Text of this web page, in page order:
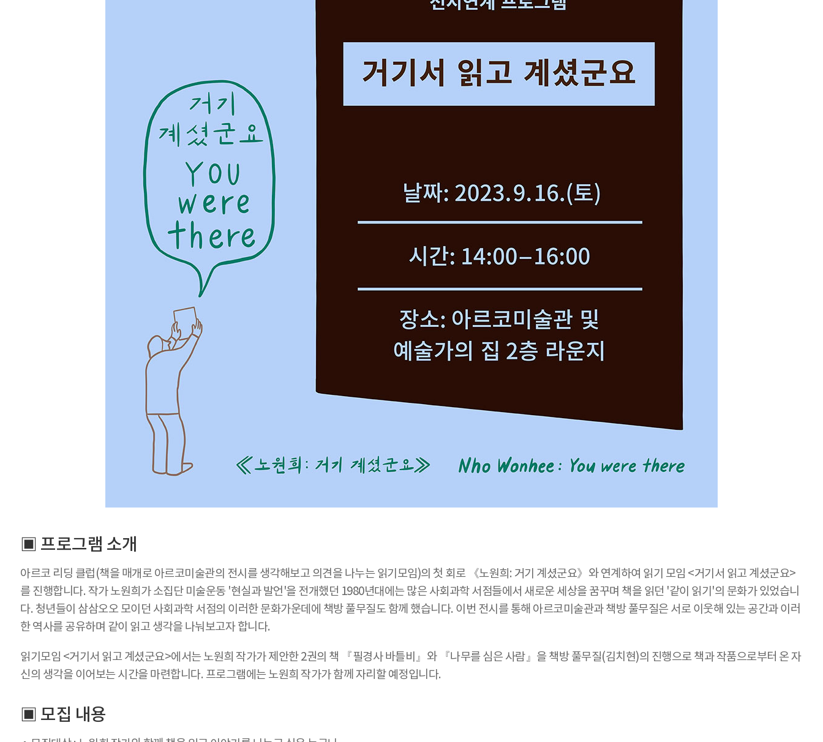
▣ 프로그램 소개
아르코 리딩 클럽(책을 매개로 아르코미술관의 전시를 생각해보고 의견을 나누는 읽기모임)의 첫 회로 《노원희: 거기 계셨군요》와 연계하여 읽기 모임 <거기서 읽고 계셨군요>
를 진행합니다. 작가 노원희가 소집단 미술운동 '현실과 발언'을 전개했던 1980년대에는 많은 사회과학 서점들에서 새로운 세상을 꿈꾸며 책을 읽던 '같이 읽기'의 문화가 있었습니
다. 청년들이 삼삼오오 모이던 사회과학 서점의 이러한 문화가운데에 책방 풀무질도 함께 했습니다. 이번 전시를 통해 아르코미술관과 책방 풀무질은 서로 이웃해 있는 공간과 이러
한 역사를 공유하며 같이 읽고 생각을 나눠보고자 합니다.
읽기모임 <거기서 읽고 계셨군요>에서는 노원희 작가가 제안한 2권의 책 『필경사 바틀비』와 『나무를 심은 사람』을 책방 풀무질(김치현)의 진행으로 책과 작품으로부터 온 자
신의 생각을 이어보는 시간을 마련합니다. 프로그램에는 노원희 작가가 함께 자리할 예정입니다.
▣ 모집 내용